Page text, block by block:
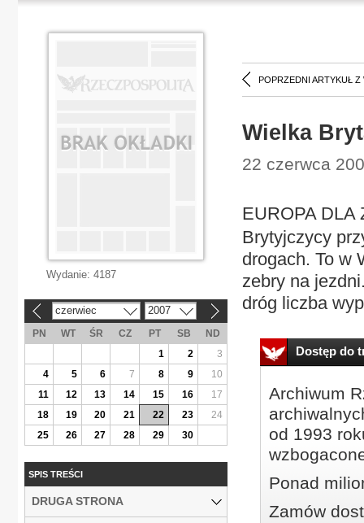
POPRZEDNI ARTYKUŁ Z
Wielka
22 czerwca
EUROPA DLA
Brytyjczycy
drogach. To w
zebry na
dróg liczba
Dostęp do
Archiwum
od 1993
Ponad
Zamów
Wydanie: 4187
czerwiec 2007
PN WT ŚR CZ PT SB
ND
1
2
3
4
5 6 7 8 9
10
11
12 13 14 15 16
17
18
19 20 21 22 23
24
25
26 27 28 29 30
SPIS TREŚCI
DRUGA STRONA